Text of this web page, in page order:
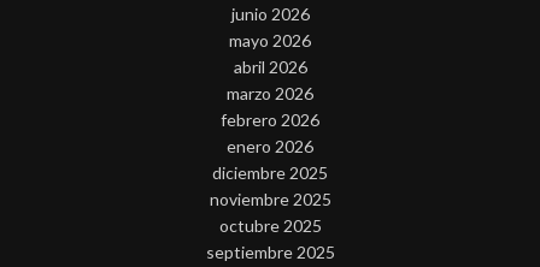
junio 2026
mayo 2026
abril 2026
marzo 2026
febrero 2026
enero 2026
diciembre 2025
noviembre 2025
octubre 2025
septiembre 2025